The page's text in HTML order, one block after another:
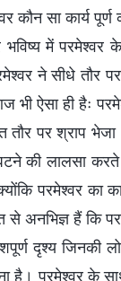
सा कार्य
में
ने सीधे तौर
ऐसा ही हैः
तौर पर श्राप
की लालसा
परमेश्वर का
से अनभिज्ञ हैं कि
दृश्य
परमेश्वर के